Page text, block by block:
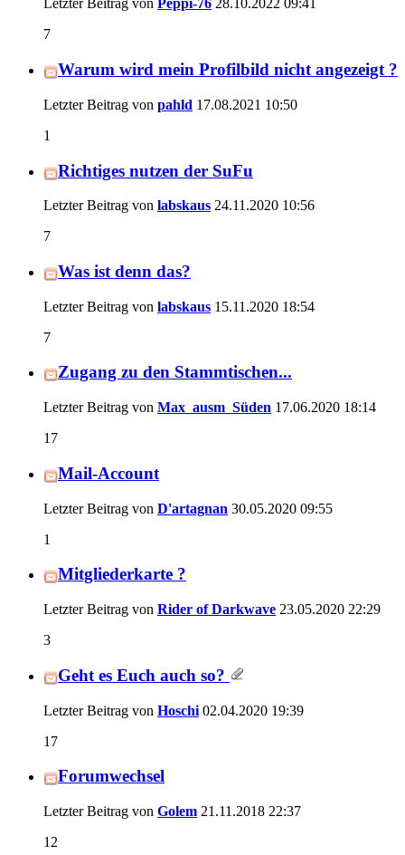
Letzter Beitrag von Peppi-76 28.10.2022 09:41
7
Warum wird mein Profilbild nicht angezeigt ?
Letzter Beitrag von pahld 17.08.2021 10:50
1
Richtiges nutzen der SuFu
Letzter Beitrag von labskaus 24.11.2020 10:56
7
Was ist denn das?
Letzter Beitrag von labskaus 15.11.2020 18:54
7
Zugang zu den Stammtischen...
Letzter Beitrag von Max_ausm_Süden 17.06.2020 18:14
17
Mail-Account
Letzter Beitrag von D'artagnan 30.05.2020 09:55
1
Mitgliederkarte ?
Letzter Beitrag von Rider of Darkwave 23.05.2020 22:29
3
Geht es Euch auch so?
Letzter Beitrag von Hoschi 02.04.2020 19:39
17
Forumwechsel
Letzter Beitrag von Golem 21.11.2018 22:37
12